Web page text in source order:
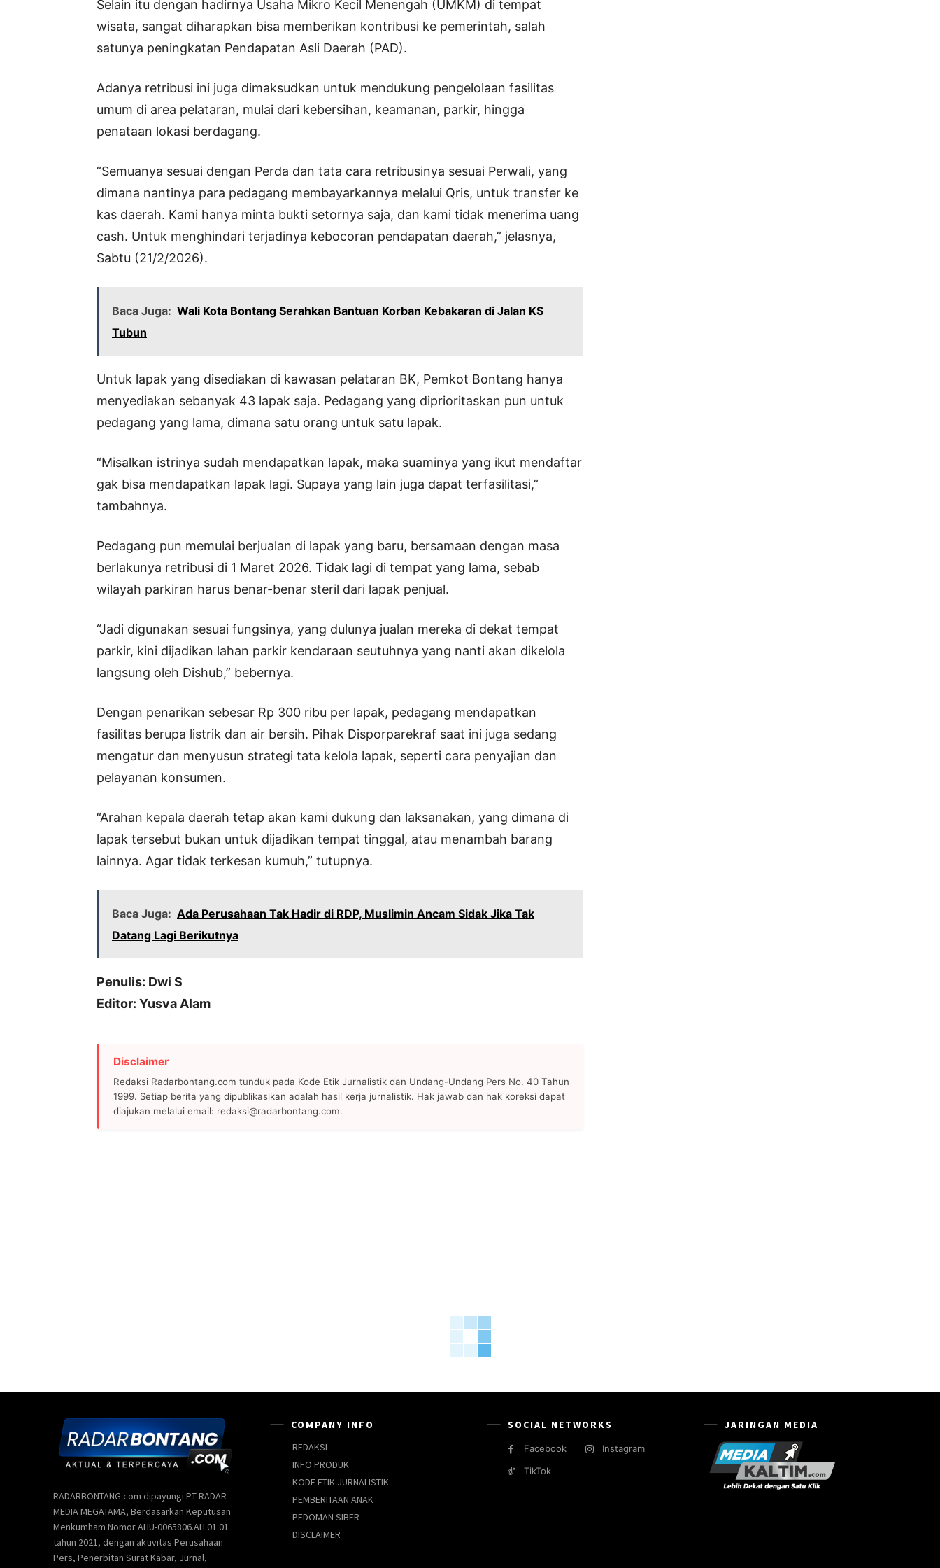
Selain itu dengan hadirnya Usaha Mikro Kecil Menengah (UMKM) di tempat
wisata, sangat diharapkan bisa memberikan kontribusi ke pemerintah, salah
satunya peningkatan Pendapatan Asli Daerah (PAD).
Adanya retribusi ini juga dimaksudkan untuk mendukung pengelolaan fasilitas
umum di area pelataran, mulai dari kebersihan, keamanan, parkir, hingga
penataan lokasi berdagang.
“Semuanya sesuai dengan Perda dan tata cara retribusinya sesuai Perwali, yang
dimana nantinya para pedagang membayarkannya melalui Qris, untuk transfer ke
kas daerah. Kami hanya minta bukti setornya saja, dan kami tidak menerima uang
cash. Untuk menghindari terjadinya kebocoran pendapatan daerah,” jelasnya,
Sabtu (21/2/2026).
Baca Juga: Wali Kota Bontang Serahkan Bantuan Korban Kebakaran di Jalan KS
Tubun
Untuk lapak yang disediakan di kawasan pelataran BK, Pemkot Bontang hanya
menyediakan sebanyak 43 lapak saja. Pedagang yang diprioritaskan pun untuk
pedagang yang lama, dimana satu orang untuk satu lapak.
“Misalkan istrinya sudah mendapatkan lapak, maka suaminya yang ikut mendaftar
gak bisa mendapatkan lapak lagi. Supaya yang lain juga dapat terfasilitasi,”
tambahnya.
Pedagang pun memulai berjualan di lapak yang baru, bersamaan dengan masa
berlakunya retribusi di 1 Maret 2026. Tidak lagi di tempat yang lama, sebab
wilayah parkiran harus benar-benar steril dari lapak penjual.
“Jadi digunakan sesuai fungsinya, yang dulunya jualan mereka di dekat tempat
parkir, kini dijadikan lahan parkir kendaraan seutuhnya yang nanti akan dikelola
langsung oleh Dishub,” bebernya.
Dengan penarikan sebesar Rp 300 ribu per lapak, pedagang mendapatkan
fasilitas berupa listrik dan air bersih. Pihak Disporparekraf saat ini juga sedang
mengatur dan menyusun strategi tata kelola lapak, seperti cara penyajian dan
pelayanan konsumen.
“Arahan kepala daerah tetap akan kami dukung dan laksanakan, yang dimana di
lapak tersebut bukan untuk dijadikan tempat tinggal, atau menambah barang
lainnya. Agar tidak terkesan kumuh,” tutupnya.
Baca Juga: Ada Perusahaan Tak Hadir di RDP, Muslimin Ancam Sidak Jika Tak
Datang Lagi Berikutnya
Penulis: Dwi S
Editor: Yusva Alam
Disclaimer
Redaksi Radarbontang.com tunduk pada Kode Etik Jurnalistik dan Undang-Undang Pers No. 40 Tahun
1999. Setiap berita yang dipublikasikan adalah hasil kerja jurnalistik. Hak jawab dan hak koreksi dapat
diajukan melalui email: redaksi@radarbontang.com.
RADARBONTANG.com dipayungi PT RADAR
MEDIA MEGATAMA, Berdasarkan Keputusan
Menkumham Nomor AHU-0065806.AH.01.01
tahun 2021, dengan aktivitas Perusahaan
Pers, Penerbitan Surat Kabar, Jurnal,
COMPANY INFO
REDAKSI
INFO PRODUK
KODE ETIK JURNALISTIK
PEMBERITAAN ANAK
PEDOMAN SIBER
DISCLAIMER
SOCIAL NETWORKS
Facebook
Instagram
TikTok
JARINGAN MEDIA